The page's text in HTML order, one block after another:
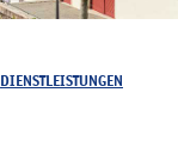
DIENSTLEISTUNGEN